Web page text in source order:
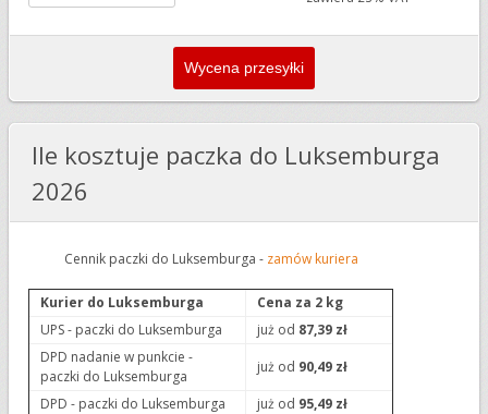
Ile kosztuje paczka do Luksemburga
2026
Cennik paczki do Luksemburga - zamów kuriera
Kurier do Luksemburga
Cena za 2 kg
UPS - paczki do Luksemburga
już od 87,39 zł
DPD nadanie w punkcie -
paczki do Luksemburga
już od 90,49 zł
DPD - paczki do Luksemburga
już od 95,49 zł